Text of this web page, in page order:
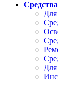
Для
Для